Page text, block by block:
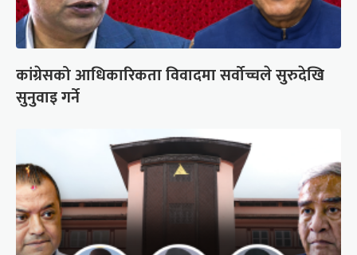
कांग्रेसको आधिकारिकता विवादमा सर्वोच्चले सुरुदेखि
सुनुवाइ गर्ने